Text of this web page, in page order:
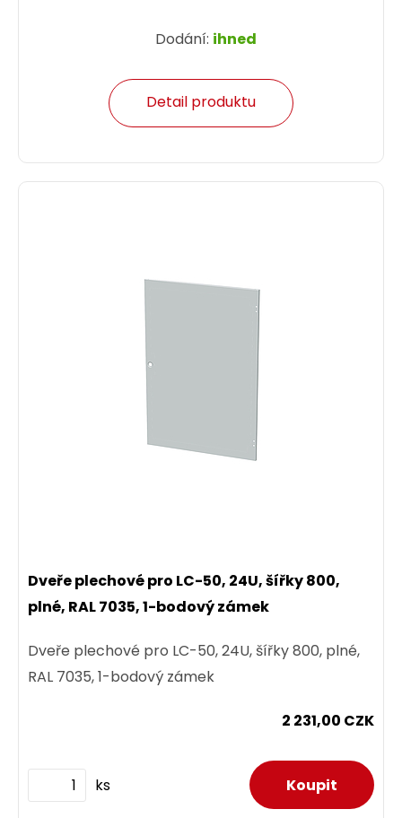
Dodání: ihned
Detail produktu
Dveře plechové pro LC-50, 24U, šířky 800,
plné, RAL 7035, 1-bodový zámek
Dveře plechové pro LC-50, 24U, šířky 800, plné,
RAL 7035, 1-bodový zámek
2 231,00 CZK
ks